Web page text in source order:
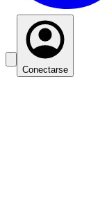
Conectarse